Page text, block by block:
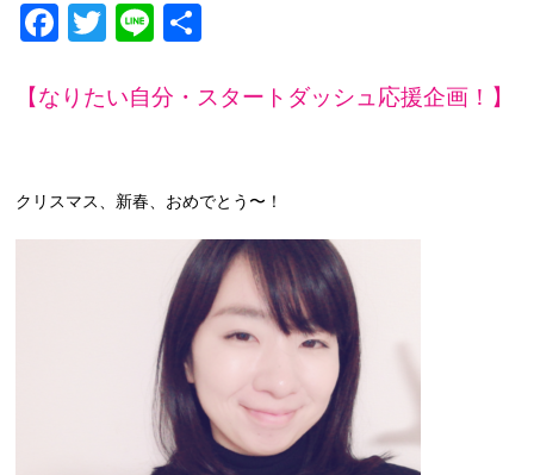
Facebook
Twitter
Line
【なりたい自分・スタートダッシュ応援企画！】
クリスマス、新春、おめでとう〜！